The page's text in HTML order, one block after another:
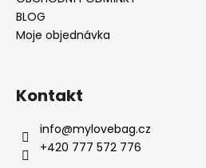
BLOG
Moje objednávka
Kontakt
info@mylovebag.cz
+420 777 572 776